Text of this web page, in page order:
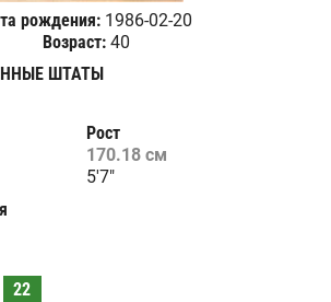
рождения: 1986-02-20
Возраст:40
ШТАТЫ
Рост
170.18 см
5'7"
22